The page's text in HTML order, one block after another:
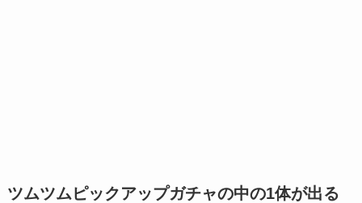
ツムツムピックアップガチャの中の1体が出る